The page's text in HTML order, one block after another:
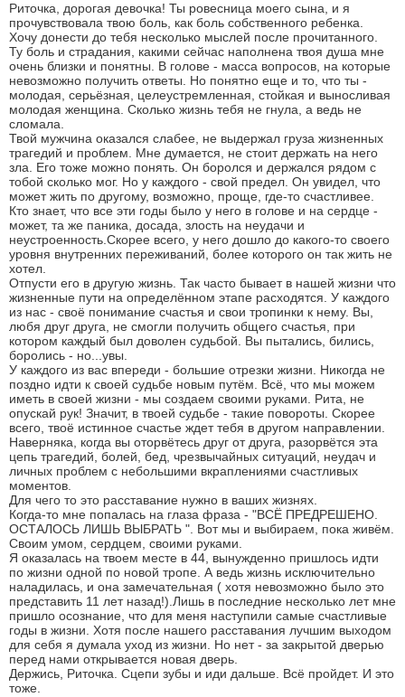
Риточка, дорогая девочка! Ты ровесница моего сына, и я
прочувствовала твою боль, как боль собственного ребенка.
Хочу донести до тебя несколько мыслей после прочитанного.
Ту боль и страдания, какими сейчас наполнена твоя душа мне
очень близки и понятны. В голове - масса вопросов, на которые
невозможно получить ответы. Но понятно еще и то, что ты -
молодая, серьёзная, целеустремленная, стойкая и выносливая
молодая женщина. Сколько жизнь тебя не гнула, а ведь не
сломала.
Твой мужчина оказался слабее, не выдержал груза жизненных
трагедий и проблем. Мне думается, не стоит держать на него
зла. Его тоже можно понять. Он боролся и держался рядом с
тобой сколько мог. Но у каждого - свой предел. Он увидел, что
может жить по другому, возможно, проще, где-то счастливее.
Кто знает, что все эти годы было у него в голове и на сердце -
может, та же паника, досада, злость на неудачи и
неустроенность.Скорее всего, у него дошло до какого-то своего
уровня внутренних переживаний, более которого он так жить не
хотел.
Отпусти его в другую жизнь. Так часто бывает в нашей жизни что
жизненные пути на определённом этапе расходятся. У каждого
из нас - своё понимание счастья и свои тропинки к нему. Вы,
любя друг друга, не смогли получить общего счастья, при
котором каждый был доволен судьбой. Вы пытались, бились,
боролись - но...увы.
У каждого из вас впереди - большие отрезки жизни. Никогда не
поздно идти к своей судьбе новым путём. Всё, что мы можем
иметь в своей жизни - мы создаем своими руками. Рита, не
опускай рук! Значит, в твоей судьбе - такие повороты. Скорее
всего, твоё истинное счастье ждет тебя в другом направлении.
Наверняка, когда вы оторвётесь друг от друга, разорвётся эта
цепь трагедий, болей, бед, чрезвычайных ситуаций, неудач и
личных проблем с небольшими вкраплениями счастливых
моментов.
Для чего то это расставание нужно в ваших жизнях.
Когда-то мне попалась на глаза фраза - "ВСЁ ПРЕДРЕШЕНО.
ОСТАЛОСЬ ЛИШЬ ВЫБРАТЬ ". Вот мы и выбираем, пока живём.
Своим умом, сердцем, своими руками.
Я оказалась на твоем месте в 44, вынужденно пришлось идти
по жизни одной по новой тропе. А ведь жизнь исключительно
наладилась, и она замечательная ( хотя невозможно было это
представить 11 лет назад!).Лишь в последние несколько лет мне
пришло осознание, что для меня наступили самые счастливые
годы в жизни. Хотя после нашего расставания лучшим выходом
для себя я думала уход из жизни. Но нет - за закрытой дверью
перед нами открывается новая дверь.
Держись, Риточка. Сцепи зубы и иди дальше. Всё пройдет. И это
тоже.